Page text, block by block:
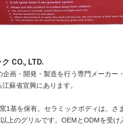
CO., LTD.
画・開発・製造を行う専門メーカ
蘇省宜興にあります。
1基を保有。セラミックボディは、
上のグリルです。OEMとODMを受け